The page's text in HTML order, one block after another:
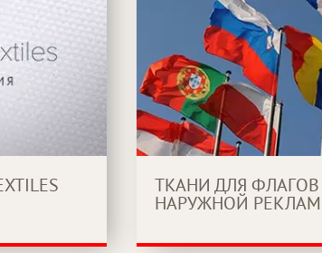
ТКАНИ ДЛЯ
НАРУЖНОЙ